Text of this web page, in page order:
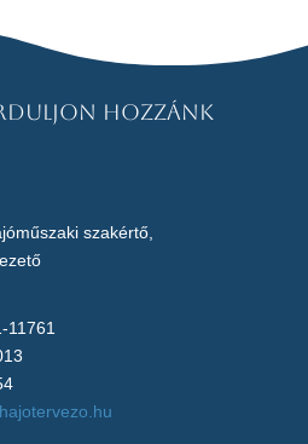
hozzánk
szakértő,
11761